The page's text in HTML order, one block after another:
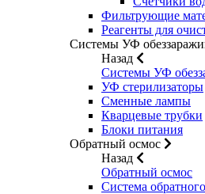
Фильтрующие
Реагенты для
Системы УФ
Назад
Системы УФ
УФ стерилизаторы
Сменные лампы
Кварцевые трубки
Блоки питания
Обратный осмос
Назад
Обратный осмос
Система